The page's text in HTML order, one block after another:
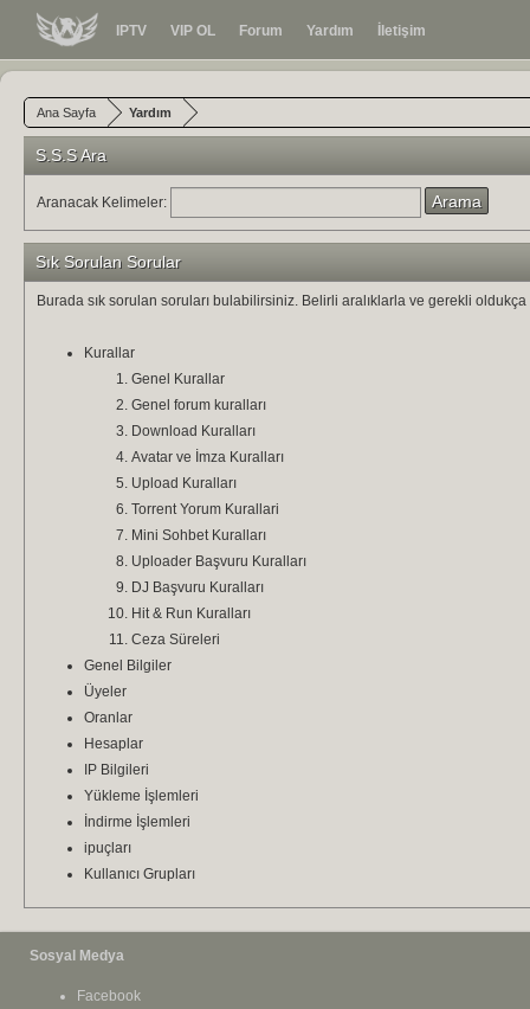
IPTV VIP OL Forum Yardım İletişim
Ana Sayfa Yardım
S.S.S Ara
Aranacak Kelimeler:
Sık Sorulan Sorular
Burada sık sorulan soruları bulabilirsiniz. Belirli aralıklarla ve gerekli
Kurallar
Genel Kurallar
Genel forum kuralları
Download Kuralları
Avatar ve İmza Kuralları
Upload Kuralları
Torrent Yorum Kurallari
Mini Sohbet Kuralları
Uploader Başvuru Kuralları
DJ Başvuru Kuralları
Hit & Run Kuralları
Ceza Süreleri
Genel Bilgiler
Üyeler
Oranlar
Hesaplar
IP Bilgileri
Yükleme İşlemleri
İndirme İşlemleri
ipuçları
Kullanıcı Grupları
Sosyal Medya
Facebook